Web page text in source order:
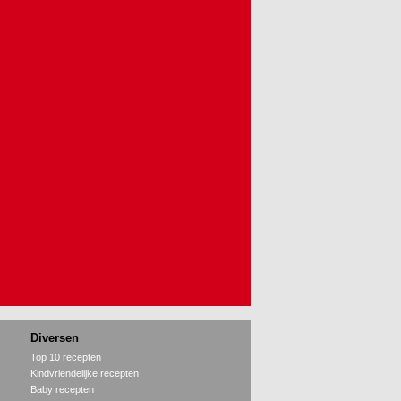
Diversen
Top 10 recepten
Kindvriendelijke recepten
Baby recepten